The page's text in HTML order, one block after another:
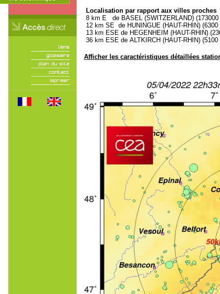
Localisation par rapport aux villes proches
8 km E de BASEL (SWITZERLAND) (173000
12 km SE de HUNINGUE (HAUT-RHIN) (6300
13 km ESE de HEGENHEIM (HAUT-RHIN)
36 km ESE de ALTKIRCH (HAUT-RHIN)
Afficher les caractéristiques détaillées